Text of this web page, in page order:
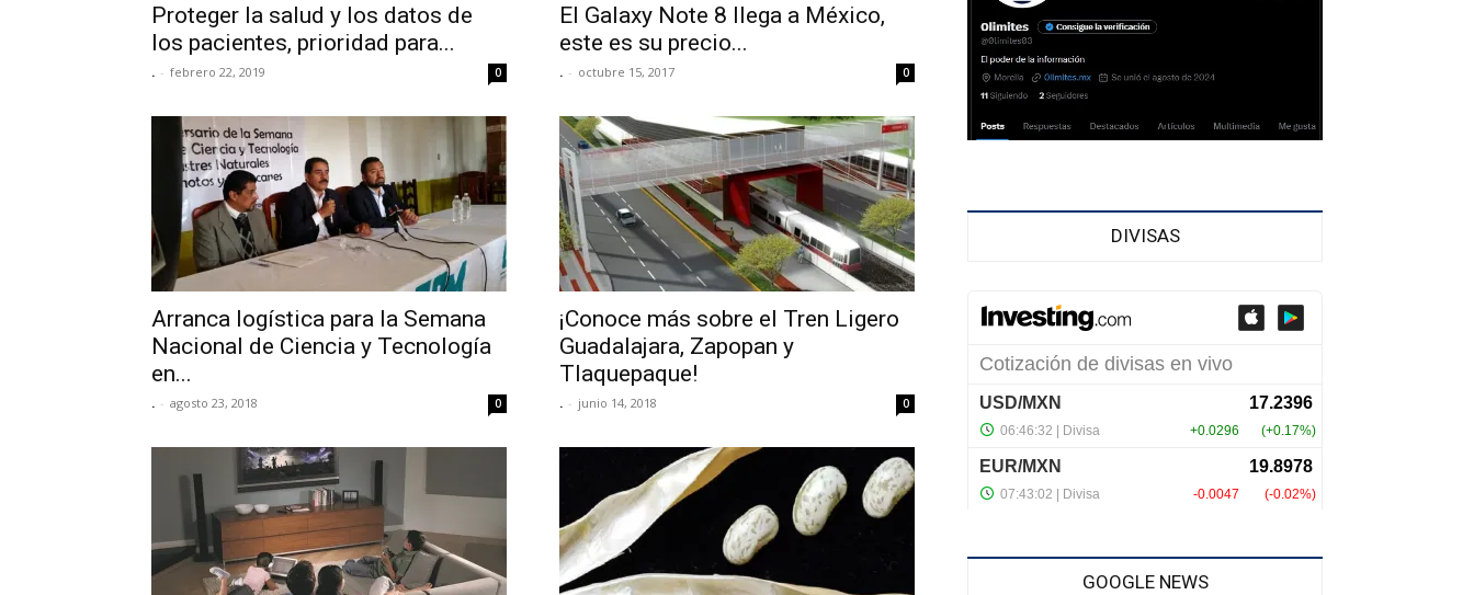
Proteger la salud y los datos de
los pacientes, prioridad para...
. - febrero 22, 2019 0
El Galaxy Note 8 llega a México,
este es su precio...
. - octubre 15, 2017 0
Arranca logística para la Semana
Nacional de Ciencia y Tecnología
en...
. - agosto 23, 2018 0
¡Conoce más sobre el Tren Ligero
Guadalajara, Zapopan y
Tlaquepaque!
. - junio 14, 2018 0
DIVISAS
GOOGLE NEWS